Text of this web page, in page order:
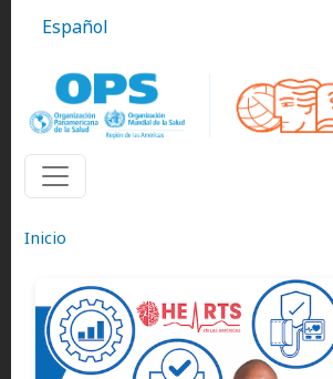
Español
Inicio